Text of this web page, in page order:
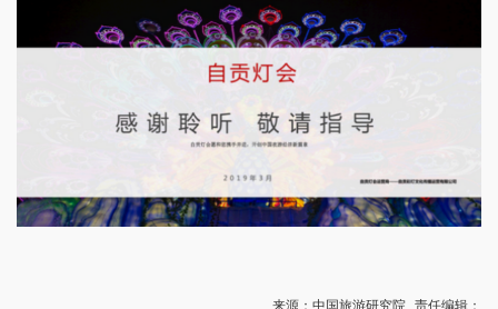
来源：中国旅游研究院 责任编辑：